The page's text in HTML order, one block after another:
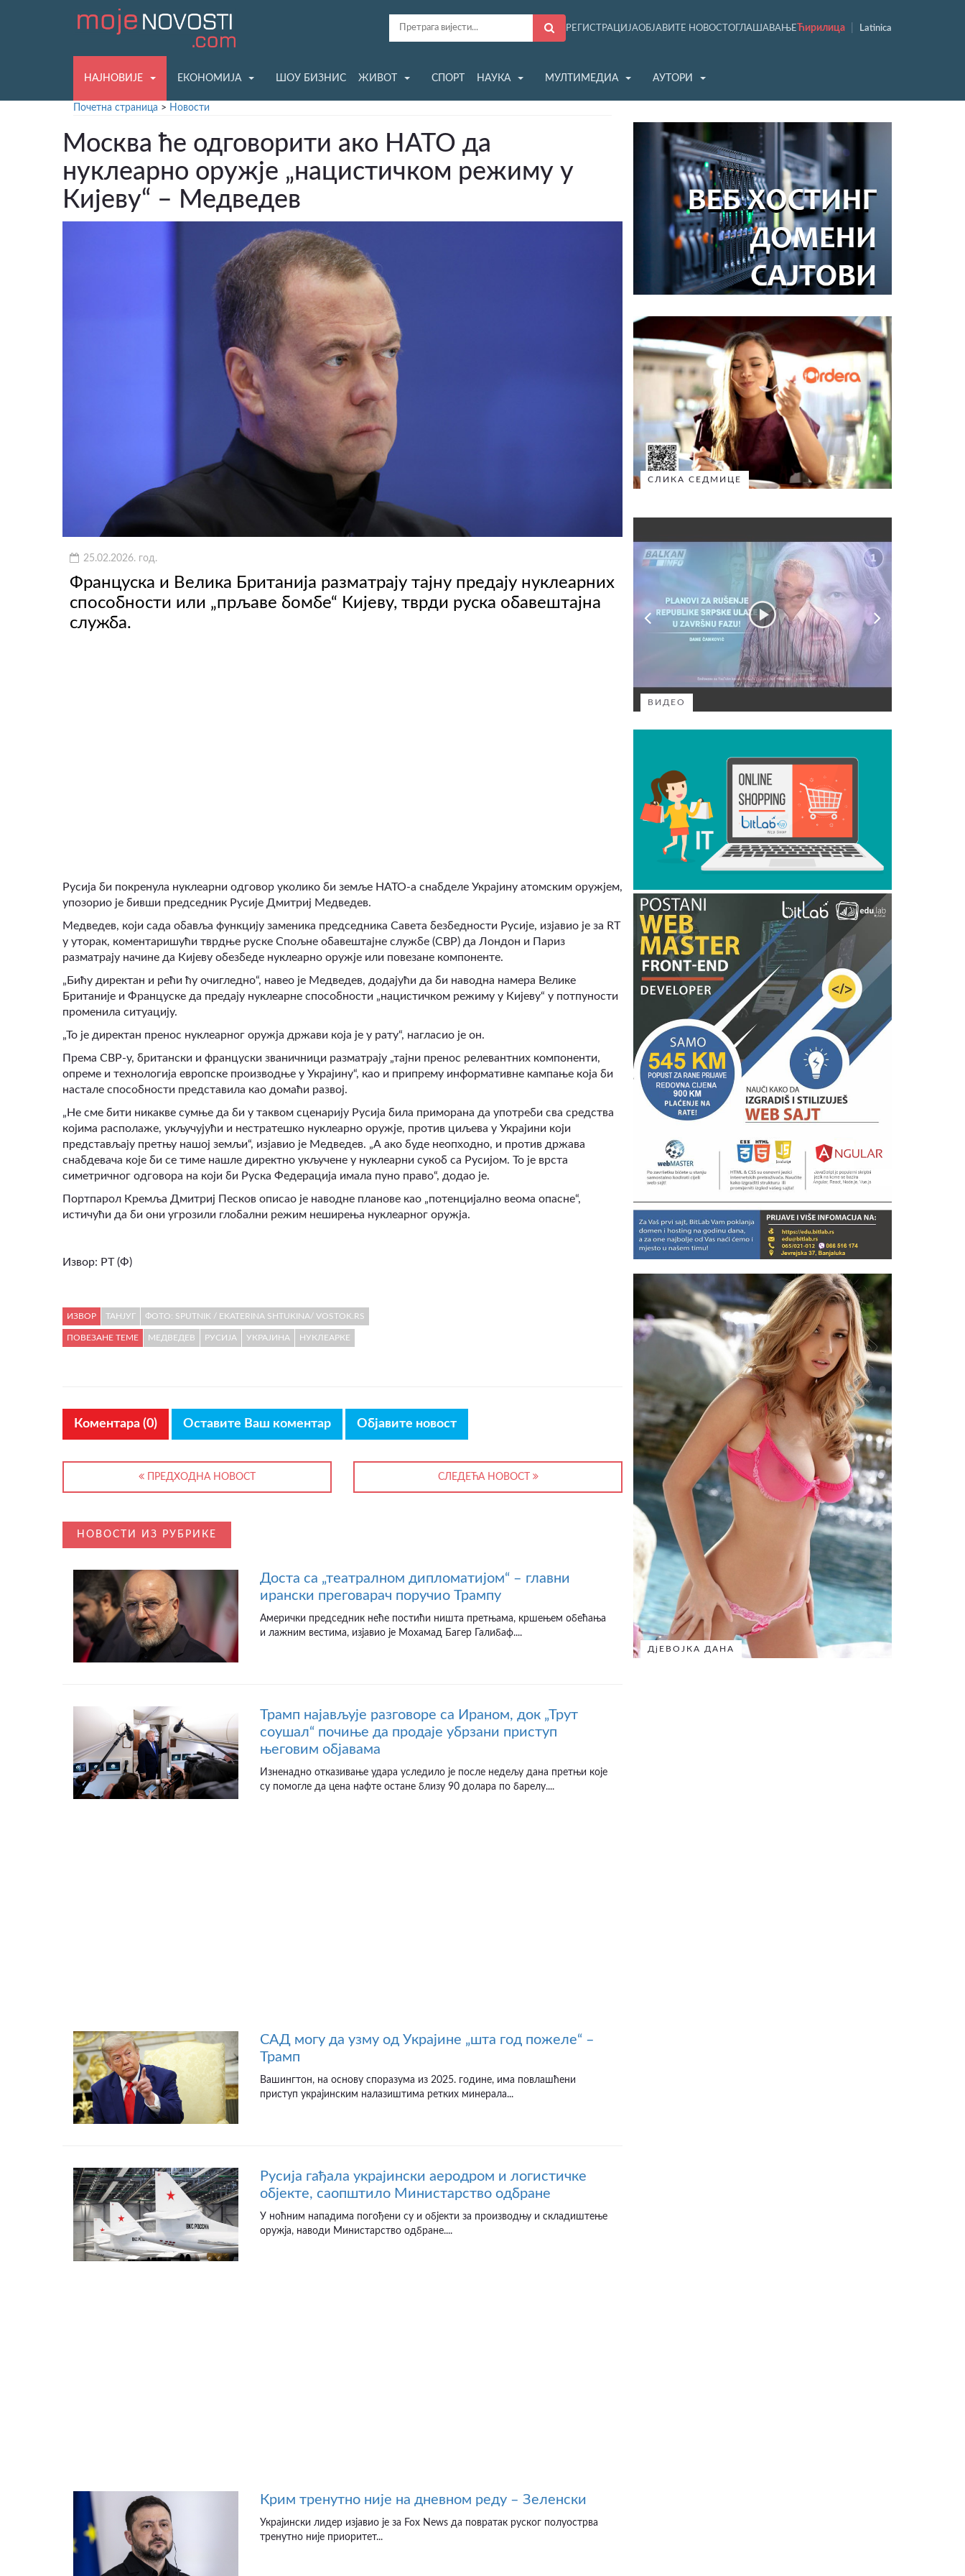
РЕГИСТРАЦИЈАОБЈАВИТЕ НОВОСТ ОГЛАШАВАЊЕ Ћирилица Latinica
НАЈНОВИЈЕ ЕКОНОМИЈА ШОУ БИЗНИС ЖИВОТ СПОРТ НАУКА МУЛТИМЕДИА АУТОРИ
Почетна страница > Новости
Москва ће одговорити ако НАТО да
нуклеарно оружје „нацистичком режиму у
Кијеву“ – Медведев
25.02.2026. год.
Француска и Велика Британија разматрају тајну предају нуклеарних
способности или „прљаве бомбе“ Кијеву, тврди руска обавештајна
служба.
Русија би покренула нуклеарни одговор уколико би земље НАТО-а снабделе Украјину атомским оружјем,
упозорио је бивши председник Русије Дмитриј Медведев.
Медведев, који сада обавља функцију заменика председника Савета безбедности Русије, изјавио је за RT
у уторак, коментаришући тврдње руске Спољне обавештајне службе (СВР) да Лондон и Париз
разматрају начине да Кијеву обезбеде нуклеарно оружје или повезане компоненте.
„Бићу директан и рећи ћу очигледно“, навео је Медведев, додајући да би наводна намера Велике
Британије и Француске да предају нуклеарне способности „нацистичком режиму у Кијеву“ у потпуности
променила ситуацију.
„То је директан пренос нуклеарног оружја држави која је у рату“, нагласио је он.
Према СВР-у, британски и француски званичници разматрају „тајни пренос релевантних компоненти,
опреме и технологија европске производње у Украјину“, као и припрему информативне кампање која би
настале способности представила као домаћи развој.
„Не сме бити никакве сумње да би у таквом сценарију Русија била приморана да употреби сва средства
којима располаже, укључујући и нестратешко нуклеарно оружје, против циљева у Украјини који
представљају претњу нашој земљи“, изјавио је Медведев. „А ако буде неопходно, и против држава
снабдевача које би се тиме нашле директно укључене у нуклеарни сукоб са Русијом. То је врста
симетричног одговора на који би Руска Федерација имала пуно право“, додао је.
Портпарол Кремља Дмитриј Песков описао је наводне планове као „потенцијално веома опасне“,
истичући да би они угрозили глобални режим неширења нуклеарног оружја.
Извор: РТ (Ф)
ИЗВОР ТАНЈУГ ФОТО: SPUTNIK / EKATERINA SHTUKINA/ VOSTOK.RS
ПОВЕЗАНЕ ТЕМЕ МЕДВЕДЕВ РУСИЈА УКРАЈИНА НУКЛЕАРКЕ
Коментара (0) Оставите Ваш коментар Објавите новост
ПРЕДХОДНА НОВОСТ СЛЕДЕЋА НОВОСТ
НОВОСТИ ИЗ РУБРИКЕ
Доста са „театралном дипломатијом“ – главни
ирански преговарач поручио Трампу
Амерички председник неће постићи ништа претњама, кршењем обећања
и лажним вестима, изјавио је Мохамад Багер Галибаф....
Трамп најављује разговоре са Ираном, док „Трут
соушал“ почиње да продаје убрзани приступ
његовим објавама
Изненадно отказивање удара уследило је после недељу дана претњи које
су помогле да цена нафте остане близу 90 долара по барелу....
САД могу да узму од Украјине „шта год пожеле“ –
Трамп
Вашингтон, на основу споразума из 2025. године, има повлашћени
приступ украјинским налазиштима ретких минерала...
Русија гађала украјински аеродром и логистичке
објекте, саопштило Министарство одбране
У ноћним нападима погођени су и објекти за производњу и складиштење
оружја, наводи Министарство одбране....
Крим тренутно није на дневном реду – Зеленски
Украјински лидер изјавио је за Fox News да повратак руског полуострва
тренутно није приоритет...
СЛИКА СЕДМИЦЕ
ВИДЕО
ДјЕВОЈКА ДАНА